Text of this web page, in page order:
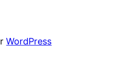
WordPress